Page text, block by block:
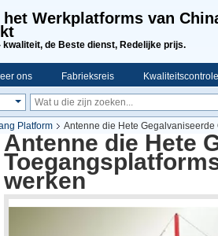
het Werkplatforms van
kwaliteit, de Beste dienst, Redelijke prijs.
ons Fabrieksreis Kwaliteitscontrole
Platform
Antenne die Hete
Antenne die Hete
werken